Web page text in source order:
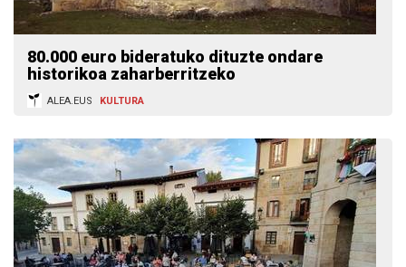
80.000 euro bideratuko dituzte ondare
historikoa zaharberritzeko
ALEA.EUS KULTURA